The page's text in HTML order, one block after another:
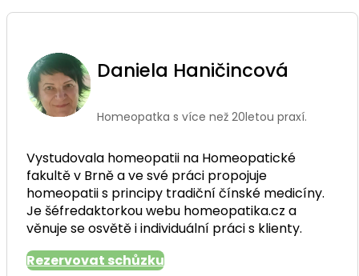
Daniela Haničincová
Homeopatka s více než 20letou praxí.
Vystudovala homeopatii na Homeopatické
fakultě v Brně a ve své práci propojuje
homeopatii s principy tradiční čínské medicíny.
Je šéfredaktorkou webu homeopatika.cz a
věnuje se osvětě i individuální práci s klienty.
Rezervovat schůzku